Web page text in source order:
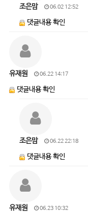
조은맘 06.02 12:52
댓글내용 확인
유재원 06.22 14:17
댓글내용 확인
조은맘 06.22 22:18
댓글내용 확인
유재원 06.23 10:32